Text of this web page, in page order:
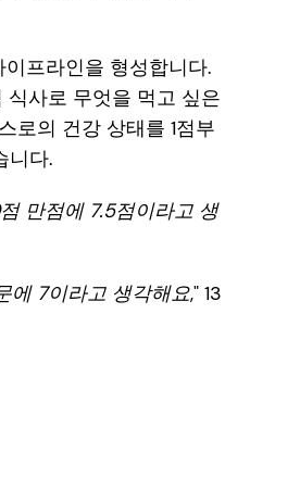
프라인을 형성합니다.
사로 무엇을 먹고 싶은
로의 건강 상태를 1점부
니다.
만점에 7.5점이라고 생
에 7이라고 생각해요," 13